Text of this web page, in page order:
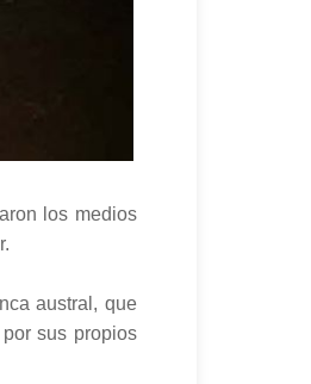
los medios
austral, que
sus propios